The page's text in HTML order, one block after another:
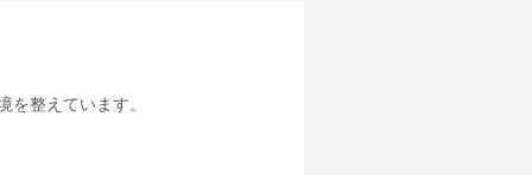
整えています。